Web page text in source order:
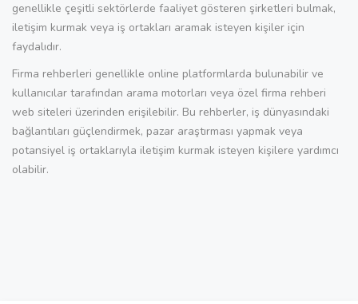
genellikle çeşitli sektörlerde faaliyet gösteren şirketleri bulmak,
iletişim kurmak veya iş ortakları aramak isteyen kişiler için
faydalıdır.
Firma rehberleri genellikle online platformlarda bulunabilir ve
kullanıcılar tarafından arama motorları veya özel firma rehberi
web siteleri üzerinden erişilebilir. Bu rehberler, iş dünyasındaki
bağlantıları güçlendirmek, pazar araştırması yapmak veya
potansiyel iş ortaklarıyla iletişim kurmak isteyen kişilere yardımcı
olabilir.